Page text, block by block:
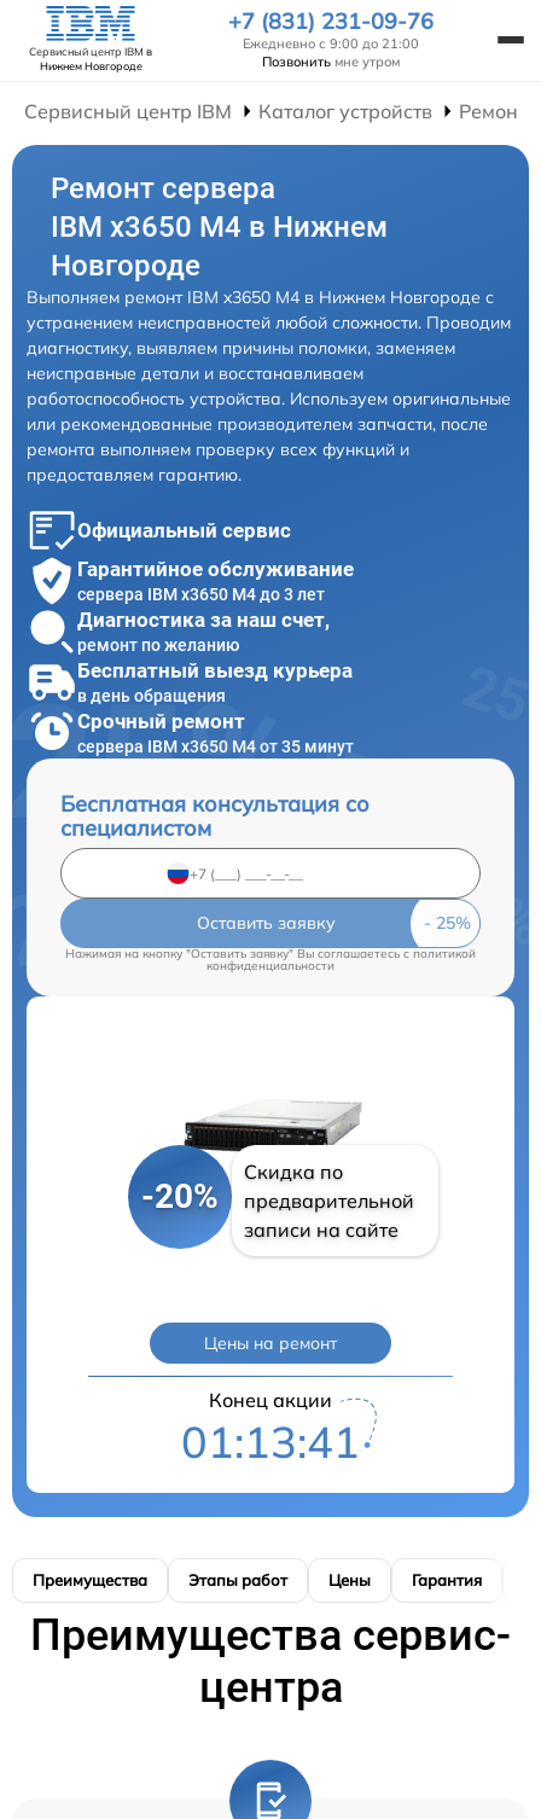
Сервисный центр IBM в
Нижнем Новгороде
+7 (831) 231-09-76
Ежедневно с 9:00 до 21:00
Позвонить мне утром
Сервисный центр IBM Каталог устройств Ремонт
Ремонт сервера
IBM x3650 M4 в Нижнем
Новгороде
Выполняем ремонт IBM x3650 M4 в Нижнем Новгороде с
устранением неисправностей любой сложности. Проводим
диагностику, выявляем причины поломки, заменяем
неисправные детали и восстанавливаем
работоспособность устройства. Используем оригинальные
или рекомендованные производителем запчасти, после
ремонта выполняем проверку всех функций и
предоставляем гарантию.
Официальный сервис
Гарантийное обслуживание
сервера IBM x3650 M4 до 3 лет
Диагностика за наш счет,
ремонт по желанию
Бесплатный выезд курьера
в день обращения
Срочный ремонт
сервера IBM x3650 M4 от 35 минут
Бесплатная консультация со
специалистом
Оставить заявку
Нажимая на кнопку "Оставить заявку" Вы соглашаетесь c политикой
конфиденциальности
-20%
Скидка по
предварительной
записи на сайте
Цены на ремонт
Конец акции
01:13:40
Преимущества Этапы работ Цены Гарантия
Преимущества сервис-
центра